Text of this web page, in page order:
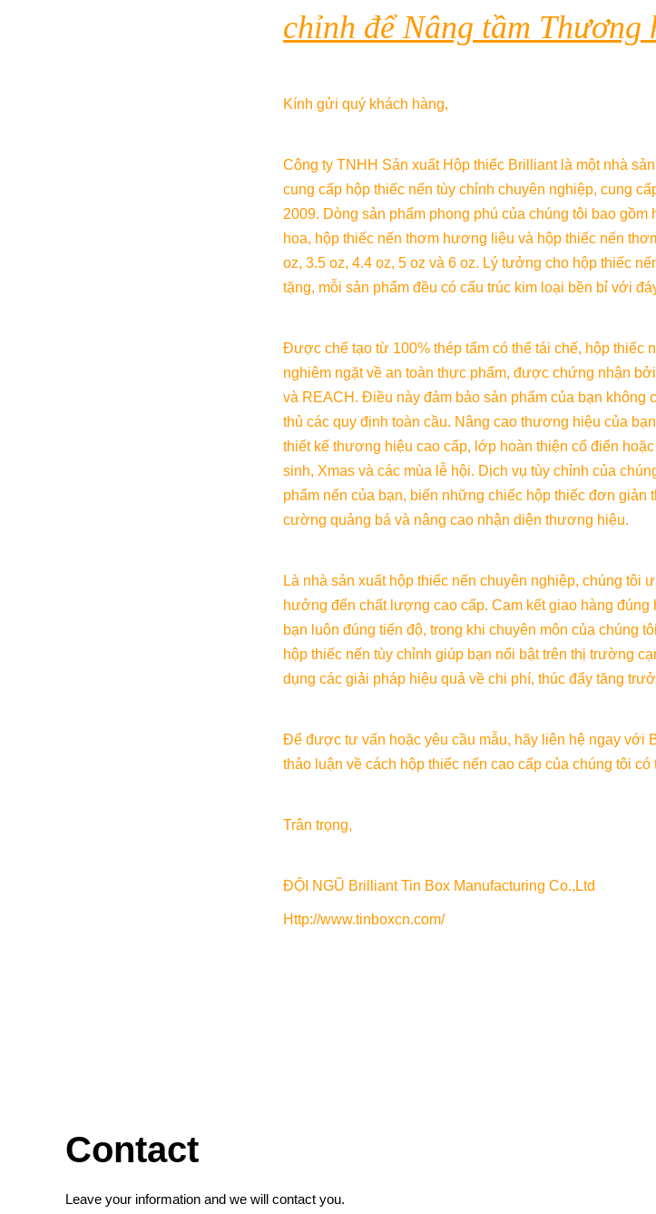
chỉnh để Nâng tầm Thương
Kính gửi quý khách hàng,
Công ty TNHH Sản xuất Hộp thiếc Brilliant là một nhà
cung cấp hộp thiếc nến tùy chỉnh chuyên nghiệp, cung
2009. Dòng sản phẩm phong phú của chúng tôi bao
hoa, hộp thiếc nến thơm hương liệu và hộp thiếc nến
oz, 3.5 oz, 4.4 oz, 5 oz và 6 oz. Lý tưởng cho hộp thiếc
tặng, mỗi sản phẩm đều có cấu trúc kim loại bền bỉ với
Được chế tạo từ 100% thép tấm có thể tái chế, hộp thiếc
nghiêm ngặt về an toàn thực phẩm, được chứng nhận
và REACH. Điều này đảm bảo sản phẩm của bạn không
thủ các quy định toàn cầu. Nâng cao thương hiệu của
thiết kế thương hiệu cao cấp, lớp hoàn thiện cổ điển
sinh, Xmas và các mùa lễ hội. Dịch vụ tùy chỉnh của
phẩm nến của bạn, biến những chiếc hộp thiếc đơn giản
cường quảng bá và nâng cao nhận diện thương hiệu.
Là nhà sản xuất hộp thiếc nến chuyên nghiệp, chúng tôi
hưởng đến chất lượng cao cấp. Cam kết giao hàng
bạn luôn đúng tiến độ, trong khi chuyên môn của chúng
hộp thiếc nến tùy chỉnh giúp bạn nổi bật trên thị trường
dụng các giải pháp hiệu quả về chi phí, thúc đẩy tăng
Để được tư vấn hoặc yêu cầu mẫu, hãy liên hệ ngay với
thảo luận về cách hộp thiếc nến cao cấp của chúng tôi
Trân trọng,
ĐỘI NGŨ Brilliant Tin Box Manufacturing Co.,Ltd
Http://www.tinboxcn.com/
Contact
Leave your information and we will contact you.